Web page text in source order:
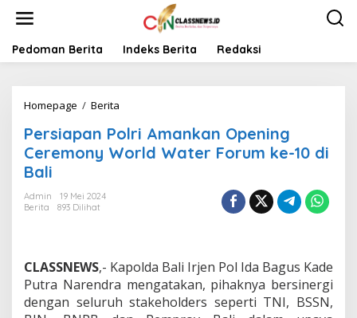
t
Pedoman Berita Indeks Berita Redaksi
Homepage / Berita
r
s
i
l
i
A
Persiapan Polri Amankan Opening
Ceremony World Water Forum ke-10 di
Bali
Admin
19 Mei 2024
Berita
893 Dilihat
CLASSNEWS,- Kapolda Bali Irjen Pol Ida Bagus Kade
Putra Narendra mengatakan, pihaknya bersinergi
dengan seluruh stakeholders seperti TNI, BSSN,